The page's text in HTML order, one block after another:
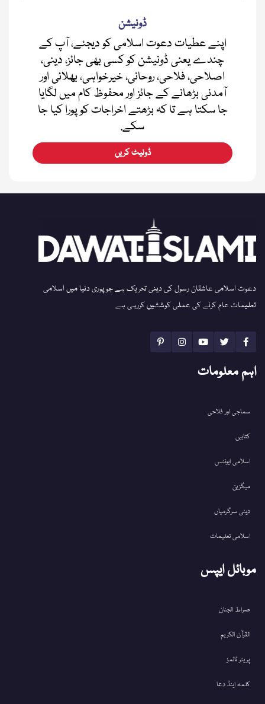
ڈونیشن
اپنے عطیات دعوت اسلامی کو دیجئے، آپ کے
چندے یعنی ڈونیشن کو کسی بھی جائز، دینی،
اصلاحی، فلاحی، روحانی، خیرخواہی، بھلائی اور
آمدنی بڑھانے کے جائز اور محفوظ کام میں لگایا
جا سکتا ہے تا کہ بڑھتے اخراجات کو پورا کیا جا
سکے.
ڈونیٹ کریں
دعوت اسلامی عاشقان رسول کی دینی تحریک ہے جو پوری دنیا میں اسلامی
تعلیمات عام کرنے کی عملی کوششیں کررہی ہے
اہم معلومات
سماجی اور فلاحی
کتابیں
اسلامی ایونٹس
میگزین
دینی سرگرمیاں
اسلامی تعلیمات
موبائل ایپس
صراط الجنان
القرآن الکریم
پریئر ٹائمز
کلمہ اینڈ دعا